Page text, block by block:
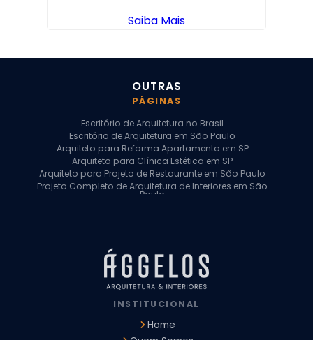
Saiba Mais
OUTRAS
PÁGINAS
Escritório de Arquitetura no Brasil
Escritório de Arquitetura em São Paulo
Arquiteto para Reforma Apartamento em SP
Arquiteto para Clínica Estética em SP
Arquiteto para Projeto de Restaurante em São Paulo
Projeto Completo de Arquitetura de Interiores em São
Paulo
Arquiteto para Projeto Comercial em São Paulo
Arquiteto Comercial
Arquiteto para Reforma de Apartamento
Arquiteto para Reforma Residencial
Arquitetura para Reforma de Casas
Design de Interiores Apartamentos
INSTITUCIONAL
Home